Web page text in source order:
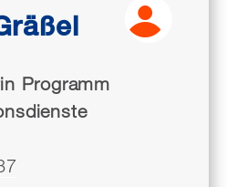
Programm